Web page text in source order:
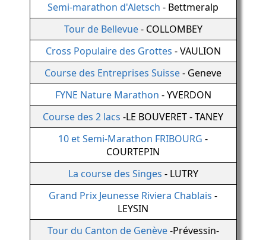
Semi-marathon d'Aletsch - Bettmeralp
Tour de Bellevue- COLLOMBEY
Cross Populaire des Grottes - VAULION
Course des Entreprises Suisse- Geneve
FYNE Nature Marathon - YVERDON
Course des 2 lacs -LE BOUVERET - TANEY
10 et Semi-Marathon FRIBOURG -
COURTEPIN
La course des Singes - LUTRY
Grand Prix Jeunesse Riviera Chablais -
LEYSIN
Tour du Canton de Genève-Prévessin-